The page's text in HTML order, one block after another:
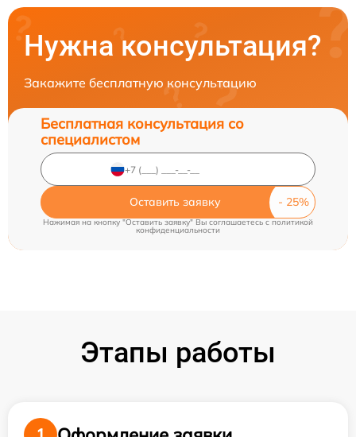
Нужна консультация?
Закажите бесплатную консультацию
Бесплатная консультация со
специалистом
Оставить заявку
Нажимая на кнопку "Оставить заявку" Вы соглашаетесь cполитикой
конфиденциальности
Этапы работы